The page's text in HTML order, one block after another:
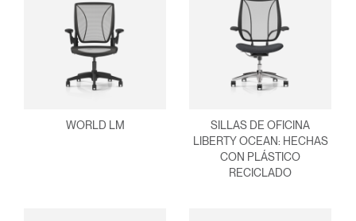
WORLD LM
SILLAS DE OFICINA
LIBERTY OCEAN: HECHAS
CON PLÁSTICO
RECICLADO